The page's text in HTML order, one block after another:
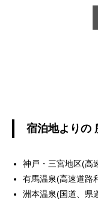
宿泊地よりの
神戸・三宮地区(
有馬温泉(高速道
洲本温泉(国道、